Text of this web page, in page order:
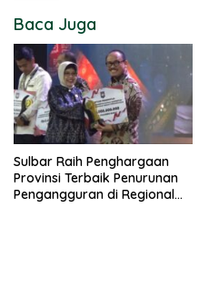
Baca Juga
Sulbar Raih Penghargaan
Provinsi Terbaik Penurunan
Pengangguran di Regional